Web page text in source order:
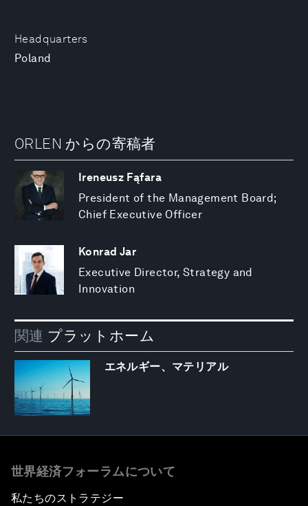
Headquarters
Poland
ORLEN からの寄稿者
Ireneusz Fąfara
President of the Management Board;
Chief Executive Officer
Konrad Jar
Executive Director, Strategy and
Innovation
関連 プラットホーム
エネルギー、マテリアル
世界経済フォーラムについて
私たちのストラテジー